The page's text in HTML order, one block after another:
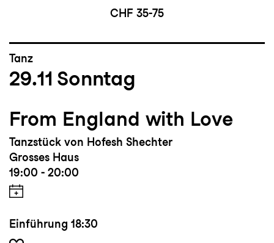
CHF 35-75
Tanz
29.11 Sonntag
From England with Love
Tanzstück von Hofesh Shechter
Grosses Haus
19:00 - 20:00
Einführung 18:30